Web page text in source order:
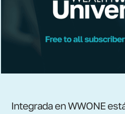
Integrada en WWONE